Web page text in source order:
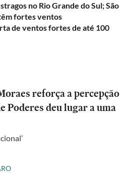
no Rio Grande do Sul; São
fortes ventos
de ventos fortes de até 100
reforça a percepção
Poderes deu lugar a uma